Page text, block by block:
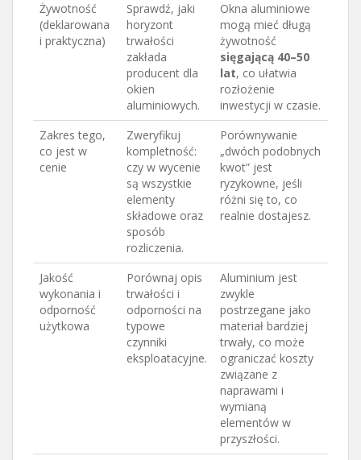
Żywotność
(deklarowana
i praktyczna)
Sprawdź, jaki
horyzont
trwałości
zakłada
producent dla
okien
aluminiowych.
Okna aluminiowe
mogą mieć długą
żywotność
sięgającą 40–50
lat, co ułatwia
rozłożenie
inwestycji w czasie.
Zakres tego,
co jest w
cenie
Zweryfikuj
kompletność:
czy w wycenie
są wszystkie
elementy
składowe oraz
sposób
rozliczenia.
Porównywanie
„dwóch podobnych
kwot” jest
ryzykowne, jeśli
różni się to, co
realnie dostajesz.
Jakość
wykonania i
odporność
użytkowa
Porównaj opis
trwałości i
odporności na
typowe
czynniki
eksploatacyjne.
Aluminium jest
zwykle
postrzegane jako
materiał bardziej
trwały, co może
ograniczać koszty
związane z
naprawami i
wymianą
elementów w
przyszłości.